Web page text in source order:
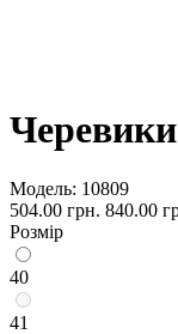
Черевики
Модель: 10809
504.00 грн. 840.00
Розмір
40
41